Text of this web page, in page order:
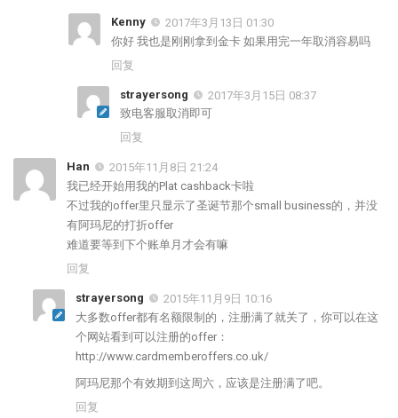
Kenny
2017年3月13日 01:30
你好 我也是刚刚拿到金卡 如果用完一年取消容易吗
回复
strayersong
2017年3月15日 08:37
致电客服取消即可
回复
Han
2015年11月8日 21:24
我已经开始用我的Plat cashback卡啦
不过我的offer里只显示了圣诞节那个small business的，并没
有阿玛尼的打折offer
难道要等到下个账单月才会有嘛
回复
strayersong
2015年11月9日 10:16
大多数offer都有名额限制的，注册满了就关了，你可以在这
个网站看到可以注册的offer：
http://www.cardmemberoffers.co.uk/
阿玛尼那个有效期到这周六，应该是注册满了吧。
回复